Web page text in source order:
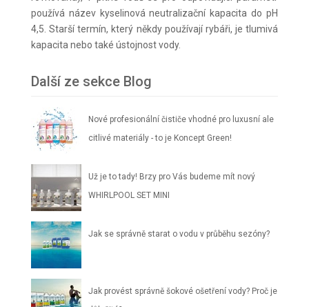
používá název kyselinová neutralizační kapacita do pH
4,5. Starší termín, který někdy používají rybáři, je tlumivá
kapacita nebo také ústojnost vody.
Další ze sekce Blog
Nové profesionální čističe vhodné pro luxusní ale
citlivé materiály - to je Koncept Green!
Už je to tady! Brzy pro Vás budeme mít nový
WHIRLPOOL SET MINI
Jak se správně starat o vodu v průběhu sezóny?
Jak provést správně šokové ošetření vody? Proč je